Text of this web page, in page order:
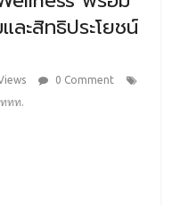
ะสิทธิประโยชน์
0 Comment
ททท.